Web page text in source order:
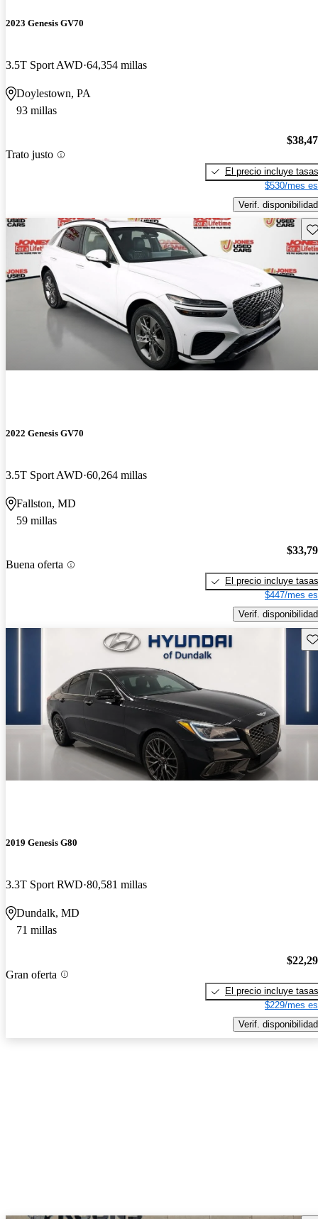
2023 Genesis GV70
3.5T Sport AWD 64,354 millas
Doylestown, PA
93 millas
Trato justo
El precio incluye tasas
$530/mes
Verif. disponibilidad
2022 Genesis GV70
3.5T Sport AWD 60,264 millas
Fallston, MD
59 millas
Buena oferta
El precio incluye tasas
$447/mes
Verif. disponibilidad
2019 Genesis G80
3.3T Sport RWD 80,581 millas
Dundalk, MD
71 millas
Gran oferta
El precio incluye tasas
$229/mes
Verif. disponibilidad